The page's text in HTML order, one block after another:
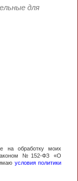
для
на обработку моих
№152-ФЗ «О
условия политики